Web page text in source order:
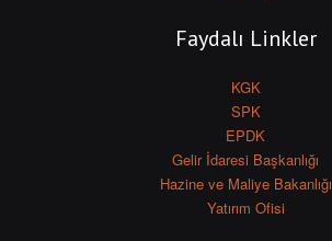
Faydalı Linkler
KGK
SPK
EPDK
Gelir İdaresi Başkanlığı
Hazine ve Maliye Bakanlığı
Yatırım Ofisi